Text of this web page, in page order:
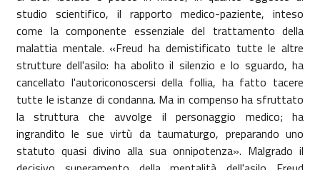
studio scientifico, il rapporto medico-paziente, inteso
come la componente essenziale del trattamento della
malattia mentale. «Freud ha demistificato tutte le altre
strutture dell'asilo: ha abolito il silenzio e lo sguardo, ha
cancellato l'autoriconoscersi della follia, ha fatto tacere
tutte le istanze di condanna. Ma in compenso ha sfruttato
la struttura che avvolge il personaggio medico; ha
ingrandito le sue virtù da taumaturgo, preparando uno
statuto quasi divino alla sua onnipotenza». Malgrado il